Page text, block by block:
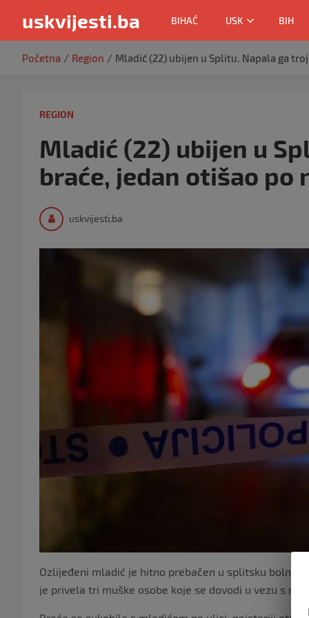
uskvijesti.ba BIHAĆ USK BIH
Početna Region Mladić (22) ubijen u Splitu. Napala ga
REGION
Mladić (22) ubijen u
braće, jedan otišao po
uskvijesti.ba
Ozlijeđeni mladić je hitno prebačen u splitsku
je privela tri muške osobe koje se dovodi u vezu s